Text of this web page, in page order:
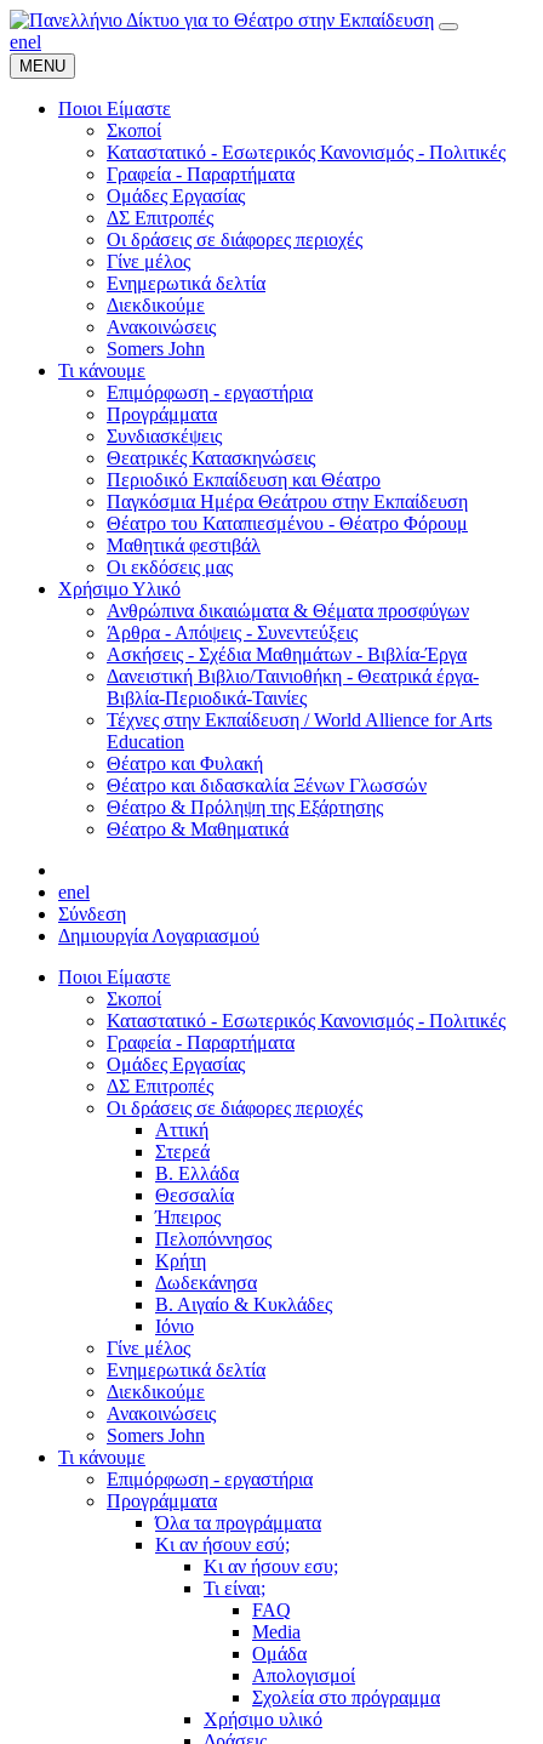
enel
MENU
Ποιοι Είμαστε
Σκοποί
Καταστατικό - Εσωτερικός Κανονισμός - Πολιτικές
Γραφεία - Παραρτήματα
Ομάδες Εργασίας
ΔΣ Επιτροπές
Οι δράσεις σε διάφορες περιοχές
Γίνε μέλος
Ενημερωτικά δελτία
Διεκδικούμε
Ανακοινώσεις
Somers John
Τι κάνουμε
Επιμόρφωση - εργαστήρια
Προγράμματα
Συνδιασκέψεις
Θεατρικές Κατασκηνώσεις
Περιοδικό Εκπαίδευση και Θέατρο
Παγκόσμια Ημέρα Θεάτρου στην Εκπαίδευση
Θέατρο του Καταπιεσμένου - Θέατρο Φόρουμ
Μαθητικά φεστιβάλ
Οι εκδόσεις μας
Χρήσιμο Υλικό
Ανθρώπινα δικαιώματα & Θέματα προσφύγων
Άρθρα - Απόψεις - Συνεντεύξεις
Ασκήσεις - Σχέδια Μαθημάτων - Βιβλία-Έργα
Δανειστική Βιβλιο/Ταινιοθήκη - Θεατρικά έργα-
Βιβλία-Περιοδικά-Ταινίες
Τέχνες στην Εκπαίδευση / World Allience for Arts
Education
Θέατρο και Φυλακή
Θέατρο και διδασκαλία Ξένων Γλωσσών
Θέατρο & Πρόληψη της Εξάρτησης
Θέατρο & Μαθηματικά
enel
Σύνδεση
Δημιουργία Λογαριασμού
Ποιοι Είμαστε
Σκοποί
Καταστατικό - Εσωτερικός Κανονισμός - Πολιτικές
Γραφεία - Παραρτήματα
Ομάδες Εργασίας
ΔΣ Επιτροπές
Οι δράσεις σε διάφορες περιοχές
Αττική
Στερεά
Β. Ελλάδα
Θεσσαλία
Ήπειρος
Πελοπόννησος
Κρήτη
Δωδεκάνησα
Β. Αιγαίο & Κυκλάδες
Ιόνιο
Γίνε μέλος
Ενημερωτικά δελτία
Διεκδικούμε
Ανακοινώσεις
Somers John
Τι κάνουμε
Επιμόρφωση - εργαστήρια
Προγράμματα
Όλα τα προγράμματα
Κι αν ήσουν εσύ;
Κι αν ήσουν εσυ;
Τι είναι;
FAQ
Media
Ομάδα
Απολογισμοί
Σχολεία στο πρόγραμμα
Χρήσιμο υλικό